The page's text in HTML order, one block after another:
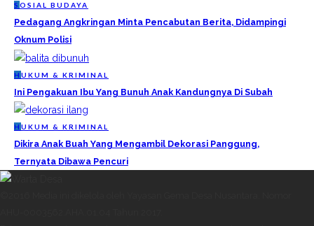
S OSIAL BUDAYA
Pedagang Angkringan Minta Pencabutan Berita, Didampingi
Oknum Polisi
H UKUM & KRIMINAL
Ini Pengakuan Ibu Yang Bunuh Anak Kandungnya Di Subah
H UKUM & KRIMINAL
Dikira Anak Buah Yang Mengambil Dekorasi Panggung,
Ternyata Dibawa Pencuri